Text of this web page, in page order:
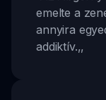
emelte a
annyira
addiktív.,,